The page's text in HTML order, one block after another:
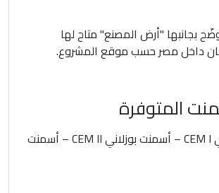
بجانبها "أرض المصنع" متاح لها
داخل مصر حسب موقع المشروع.
المتوفرة
أسمنت بورتلاندي CEM I – أسمنت بوزلاني CEM II – أسمنت